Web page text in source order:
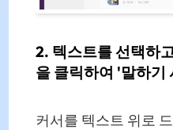
2. 텍스트를 선택하
을 클릭하여 '말하기
커서를 텍스트 위로